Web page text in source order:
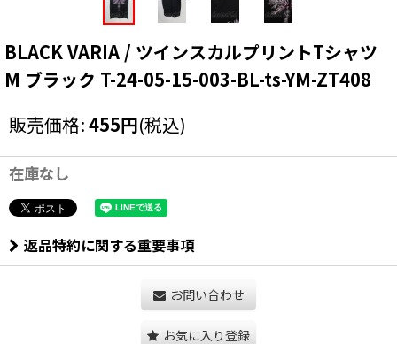
BLACK VARIA / ツインスカルプリントTシャツ
M ブラック T-24-05-15-003-BL-ts-YM-ZT408
販売価格:455円(税込)
在庫なし
返品特約に関する重要事項
お問い合わせ
お気に入り登録